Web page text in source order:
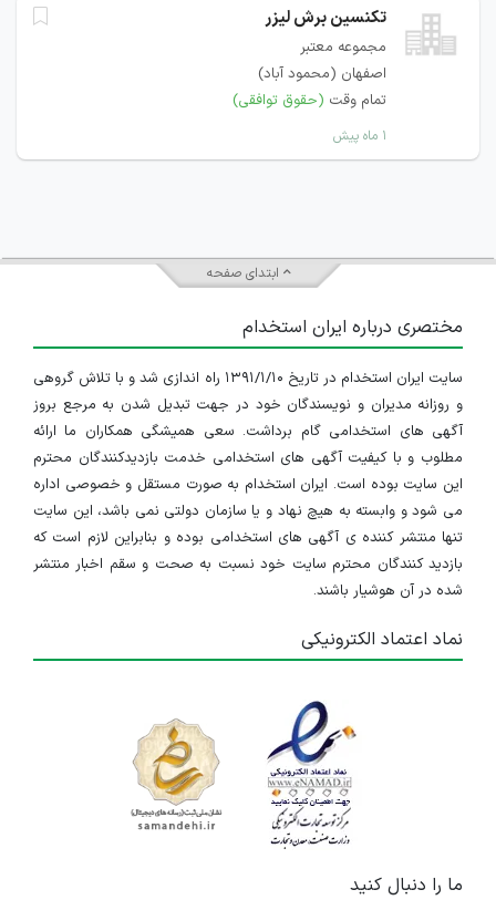
تکنسین برش لیزر
مجموعه معتبر
اصفهان (محمود آباد)
تمام وقت (حقوق توافقی)
۱ ماه پیش
ابتدای صفحه
مختصری درباره ایران استخدام
سایت ایران استخدام در تاریخ ۱۳۹۱/۱/۱۰ راه اندازی شد و با تلاش گروهی
و روزانه مدیران و نویسندگان خود در جهت تبدیل شدن به مرجع بروز
آگهی های استخدامی گام برداشت. سعی همیشگی همکاران ما ارائه
مطلوب و با کیفیت آگهی های استخدامی خدمت بازدیدکنندگان محترم
این سایت بوده است. ایران استخدام به صورت مستقل و خصوصی اداره
می شود و وابسته به هیچ نهاد و یا سازمان دولتی نمی باشد، این سایت
تنها منتشر کننده ی آگهی های استخدامی بوده و بنابراین لازم است که
بازدید کنندگان محترم سایت خود نسبت به صحت و سقم اخبار منتشر
شده در آن هوشیار باشند.
نماد اعتماد الکترونیکی
ما را دنبال کنید